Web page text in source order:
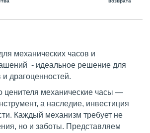
механических часов и
- идеальное решение для
драгоценностей.
ценителя механические часы —
а наследие, инвестиция
Каждый механизм требует не
но и заботы. Представляем